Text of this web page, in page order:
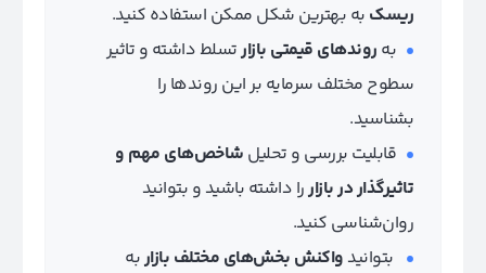
ریسک به بهترین شکل ممکن استفاده کنید.
به روندهای قیمتی بازارتسلط داشته و تاثیر
سطوح مختلف سرمایه بر این روندها را
بشناسید.
قابلیت بررسی و تحلیل شاخص‌های مهم و
تاثیرگذار در بازاررا داشته باشید و بتوانید
روان‌شناسی کنید.
بتوانید واکنش بخش‌های مختلف بازاربه